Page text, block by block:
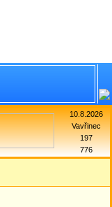
10.8.2026
Vavřinec
197
776